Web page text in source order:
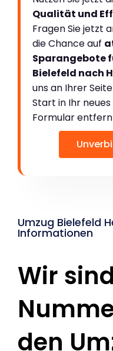
Qualität und
Fragen Sie jetzt
die Chance auf
Sparangebote
Bielefeld nach
uns an Ihrer
Start in Ihr
Formular
Umzug Bielefeld
Informationen
Wir
den